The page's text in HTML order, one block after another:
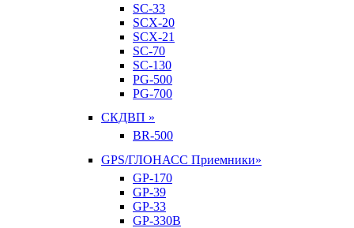
SC-33
SCX-20
SCX-21
SC-70
SC-130
PG-500
PG-700
СКДВП »
BR-500
GPS/ГЛОНАСС Приемники»
GP-170
GP-39
GP-33
GP-330B